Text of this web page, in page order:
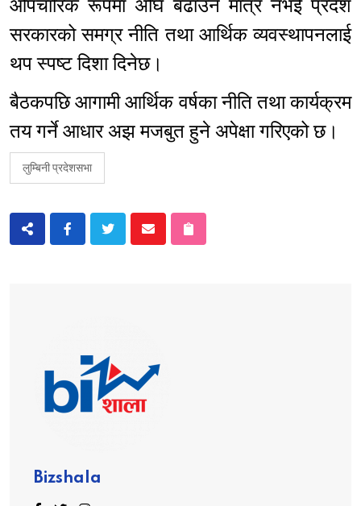
औपचारिक रूपमा अघि बढाउने मात्र नभई प्रदेश
सरकारको समग्र नीति तथा आर्थिक व्यवस्थापनलाई
थप स्पष्ट दिशा दिनेछ।
बैठकपछि आगामी आर्थिक वर्षका नीति तथा कार्यक्रम
तय गर्ने आधार अझ मजबुत हुने अपेक्षा गरिएको छ।
लुम्बिनी प्रदेशसभा
Bizshala